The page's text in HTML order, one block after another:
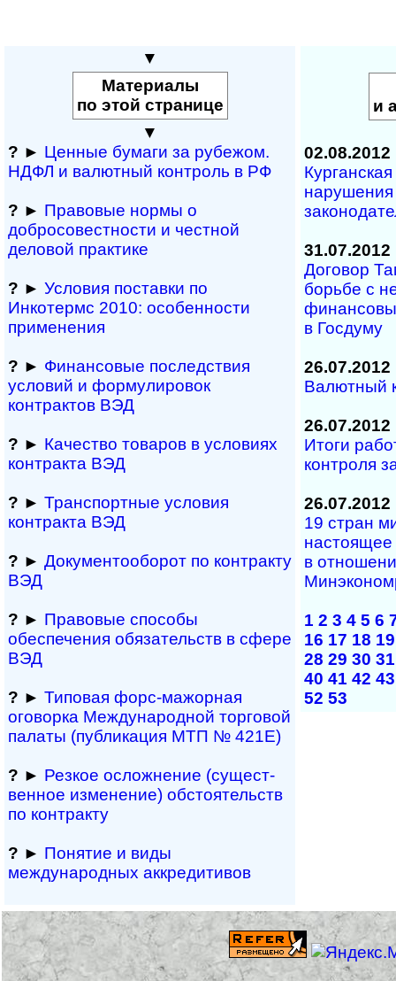
▼
Материалы
по этой странице
▼
? ► Ценные бумаги за рубежом.
НДФЛ и ва­лют­ный кон­т­роль в РФ
? ► Правовые нормы о
добросовестности и чест­ной
деловой практике
? ► Условия поставки по
Инкотермс 2010: осо­бен­нос­ти
применения
? ► Финансовые последствия
условий и формулировок
контрактов ВЭД
? ► Качество товаров в условиях
контракта ВЭД
? ► Транспортные условия
контракта ВЭД
? ► Документооборот по контракту
ВЭД
? ► Правовые способы
обеспечения обяза­тельств в сфере
ВЭД
? ► Типовая форс-мажор­ная
оговорка Междуна­род­ной торговой
палаты (публикация МТП № 421Е)
? ► Резкое осложнение (сущест­
вен­ное измене­ние) обсто­ятельств
по контракту
? ► Понятие и виды
международных аккредитивов
и
02.08.2012
нарушения
31.07.2012
Договор
борьбе с
в Госдуму
26.07.2012
Валютный
26.07.2012
Итоги
контроля
26.07.2012
19 стран
в
1 2 3 4 5 6
16 17 18 19
28 29 30 31
40 41 42 43
52 53